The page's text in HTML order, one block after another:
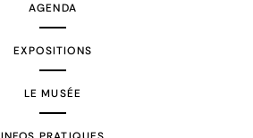
AGENDA
EXPOSITIONS
LE MUSÉE